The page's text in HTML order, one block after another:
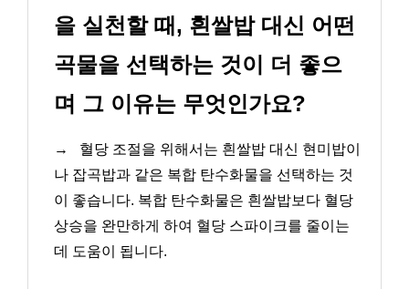
을 실천할 때, 흰쌀밥 대신 어떤
곡물을 선택하는 것이 더 좋으
며 그 이유는 무엇인가요?
→
혈당 조절을 위해서는 흰쌀밥 대신 현미밥이
나 잡곡밥과 같은 복합 탄수화물을 선택하는 것
이 좋습니다. 복합 탄수화물은 흰쌀밥보다 혈당
상승을 완만하게 하여 혈당 스파이크를 줄이는
데 도움이 됩니다.